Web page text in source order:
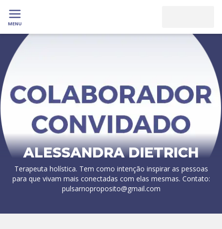
MENU
ALESSANDRA DIETRICH
Terapeuta holística. Tem como intenção inspirar as pessoas
para que vivam mais conectadas com elas mesmas. Contato:
pulsarnoproposito@gmail.com